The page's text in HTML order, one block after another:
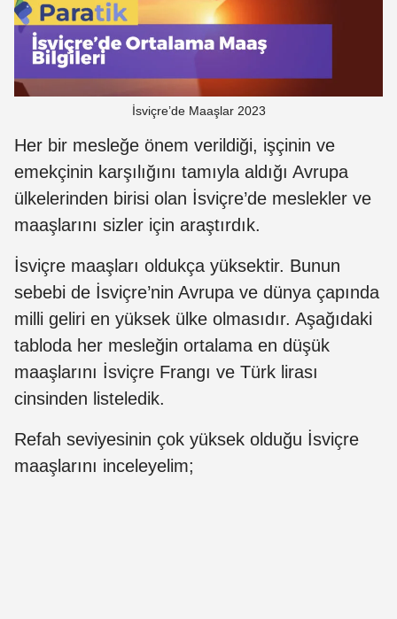
İsviçre’de Maaşlar 2023
Her bir mesleğe önem verildiği, işçinin ve
emekçinin karşılığını tamıyla aldığı Avrupa
ülkelerinden birisi olan İsviçre’de meslekler ve
maaşlarını sizler için araştırdık.
İsviçre maaşları oldukça yüksektir. Bunun
sebebi de İsviçre’nin Avrupa ve dünya çapında
milli geliri en yüksek ülke olmasıdır. Aşağıdaki
tabloda her mesleğin ortalama en düşük
maaşlarını İsviçre Frangı ve Türk lirası
cinsinden listeledik.
Refah seviyesinin çok yüksek olduğu İsviçre
maaşlarını inceleyelim;